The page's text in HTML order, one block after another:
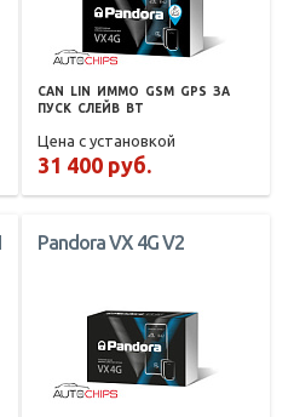
CAN LIN ИММО GSM GPS ЗА
ПУСК СЛЕЙВ BT
Цена с установкой
31 400 руб.
Pandora VX 4G V2